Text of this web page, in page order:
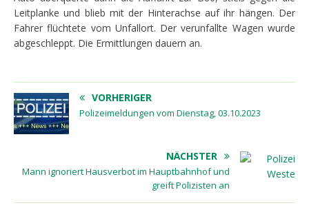
Leitplanke und blieb mit der Hinterachse auf ihr hängen. Der
Fahrer flüchtete vom Unfallort. Der verunfallte Wagen wurde
abgeschleppt. Die Ermittlungen dauern an.
VORHERIGER
Polizeimeldungen vom Dienstag, 03.10.2023
NÄCHSTER
Mann ignoriert Hausverbot im Hauptbahnhof und
greift Polizisten an